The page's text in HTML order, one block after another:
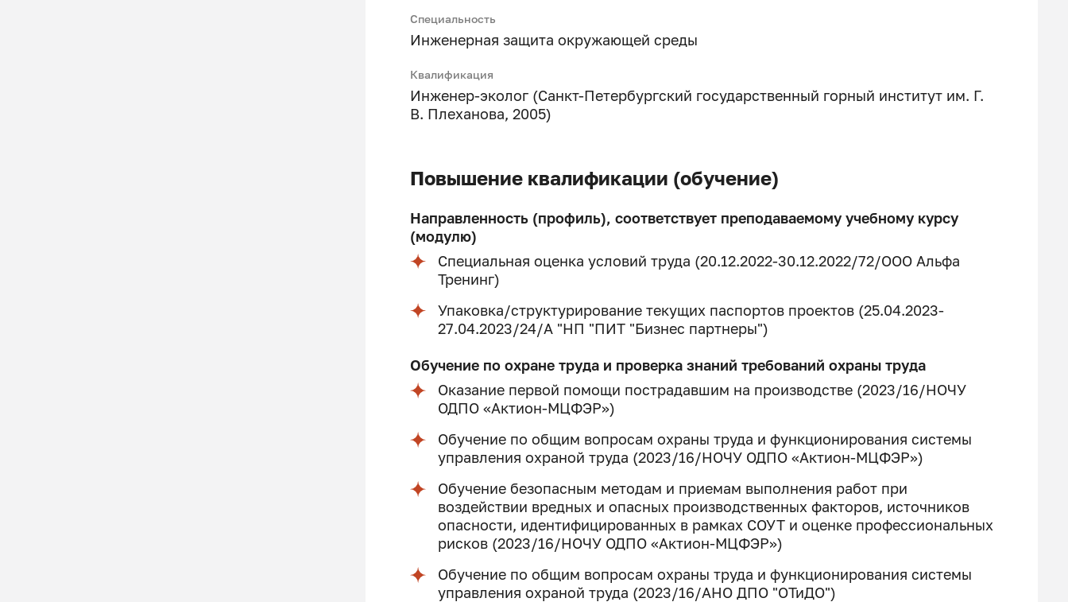
Специальность
Инженерная защита окружающей среды
Квалификация
Инженер-эколог (Санкт-Петербургский государственный горный институт им. Г.
В. Плеханова, 2005)
Повышение квалификации (обучение)
Направленность (профиль), соответствует преподаваемому учебному курсу
(модулю)
Специальная оценка условий труда (20.12.2022-30.12.2022/72/ООО Альфа
Тренинг)
Упаковка/структурирование текущих паспортов проектов (25.04.2023-
27.04.2023/24/А "НП "ПИТ "Бизнес партнеры")
Обучение по охране труда и проверка знаний требований охраны труда
Оказание первой помощи пострадавшим на производстве (2023/16/НОЧУ
ОДПО «Актион-МЦФЭР»)
Обучение по общим вопросам охраны труда и функционирования системы
управления охраной труда (2023/16/НОЧУ ОДПО «Актион-МЦФЭР»)
Обучение безопасным методам и приемам выполнения работ при
воздействии вредных и опасных производственных факторов, источников
опасности, идентифицированных в рамках СОУТ и оценке профессиональных
рисков (2023/16/НОЧУ ОДПО «Актион-МЦФЭР»)
Обучение по общим вопросам охраны труда и функционирования системы
управления охраной труда (2023/16/АНО ДПО "ОТиДО")